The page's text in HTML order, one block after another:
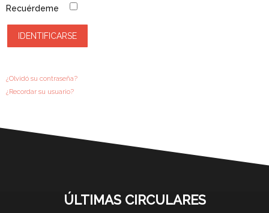
Recuérdeme
IDENTIFICARSE
¿Olvidó su contraseña?
¿Recordar su usuario?
ÚLTIMAS CIRCULARES